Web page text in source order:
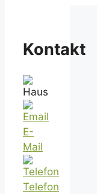
Kontakt
E-
Mail
Telefon